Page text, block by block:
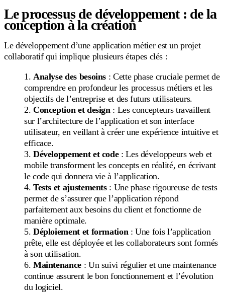
Le processus de développement : de la
conception à la création
Le développement d’une application métier est un projet
collaboratif qui implique plusieurs étapes clés :
Analyse des besoins : Cette phase cruciale permet de
comprendre en profondeur les processus métiers et les
objectifs de l’entreprise et des futurs utilisateurs.
Conception et design: Les concepteurs travaillent
sur l’architecture de l’application et son interface
utilisateur, en veillant à créer une expérience intuitive et
efficace.
Développement et code: Les développeurs web et
mobile transforment les concepts en réalité, en écrivant
le code qui donnera vie à l’application.
Tests et ajustements: Une phase rigoureuse de tests
permet de s’assurer que l’application répond
parfaitement aux besoins du client et fonctionne de
manière optimale.
Déploiement et formation: Une fois l’application
prête, elle est déployée et les collaborateurs sont formés
à son utilisation.
Maintenance: Un suivi régulier et une maintenance
continue assurent le bon fonctionnement et l’évolution
du logiciel.